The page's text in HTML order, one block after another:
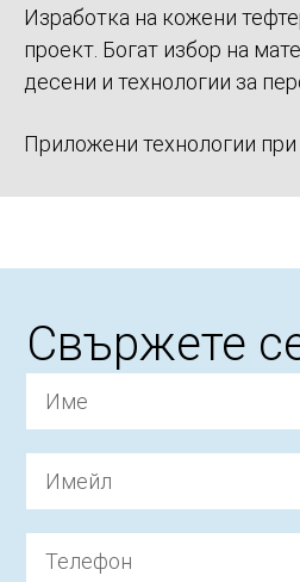
Изработка на кожени
проект. Богат избор на
десени и технологии за
Приложени технологии при
Свържете